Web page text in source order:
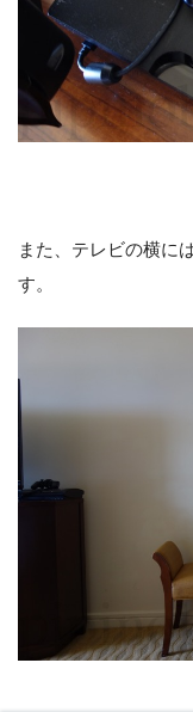
また、テレビの横に
す。